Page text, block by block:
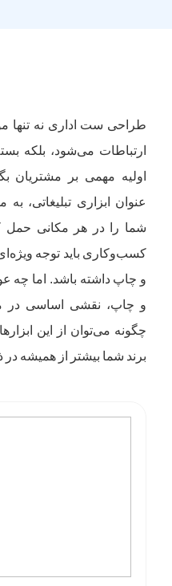
طراحی ست اداری نه تنها
ارتباطات می‌شود، بلکه
اولیه مهمی بر مشتریان
عنوان ابزاری تبلیغاتی،
شما را در هر مکانی حمل
کسب‌وکاری باید توجه
و چاپ داشته باشد. اما
و چاپ، نقشی اساسی در
چگونه می‌توان از این
برند شما بیشتر از همیشه